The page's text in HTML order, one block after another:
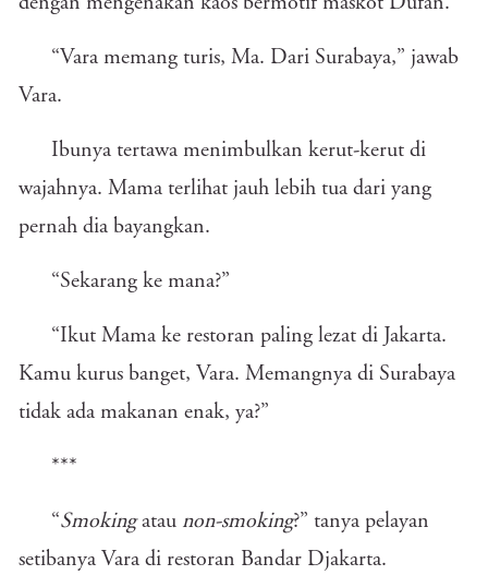
“Vara memang turis, Ma. Dari Surabaya,” jawab
Vara.
Ibunya tertawa menimbulkan kerut-kerut di
wajahnya. Mama terlihat jauh lebih tua dari yang
pernah dia bayangkan.
“Sekarang ke mana?”
“Ikut Mama ke restoran paling lezat di Jakarta.
Kamu kurus banget, Vara. Memangnya di Surabaya
tidak ada makanan enak, ya?”
***
“Smokingatau non-smoking?” tanya pelayan
setibanya Vara di restoran Bandar Djakarta.